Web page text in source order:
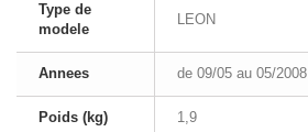
Type de
modele
LEON
Annees de 09/05 au 05/2008
Poids (kg) 1,9